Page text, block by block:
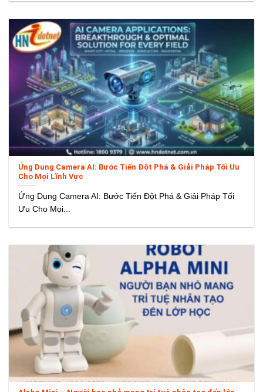
Ứng Dụng Camera AI: Bước Tiến Đột Phá & Giải Pháp Tối Ưu
Cho Mọi Lĩnh Vực
Ứng Dụng Camera AI: Bước Tiến Đột Phá & Giải Pháp Tối
Ưu Cho Mọi...